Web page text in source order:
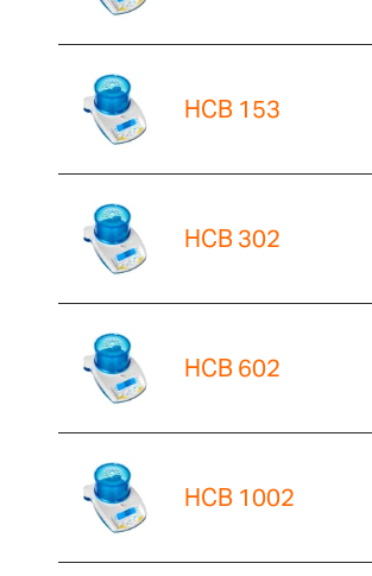
HCB 153
HCB 302
HCB 602
HCB 1002